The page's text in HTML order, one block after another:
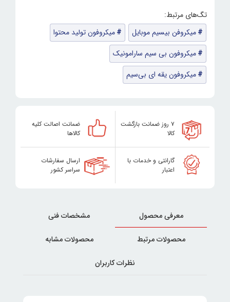
میکروفن بیسیم موبایل
میکروفون تولید محتوا
میکروفون بی سیم سارامونیک
میکروفون یقه‌ ای بی‌سیم
۷ روز ضمانت بازگشت
کالا
ضمانت اصالت کلیه
کالاها
گارانتی و خدمات با
اعتبار
ارسال سفارشات
سراسر کشور
معرفی محصول مشخصات فنی
محصولات مرتبط محصولات مشابه
نظرات کاربران